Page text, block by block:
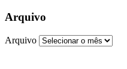
Arquivo
Arquivo